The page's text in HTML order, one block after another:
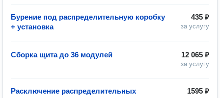
435 ₽
за услугу
Бурение под распределительную коробку
+ установка
12 065 ₽
за услугу
Сборка щита до 36 модулей
1595 ₽
Расключение распределительных